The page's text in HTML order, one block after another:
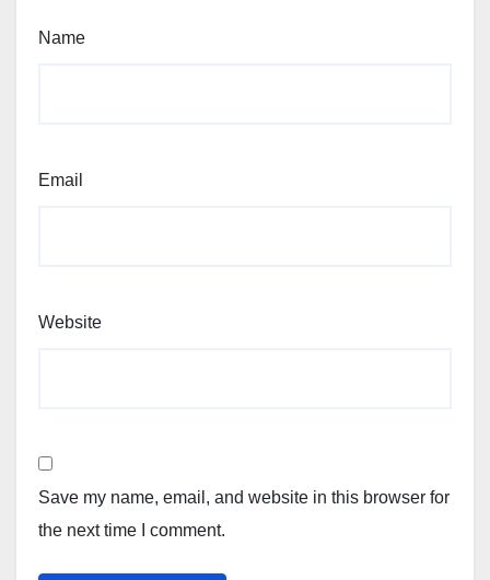
Name
Email
Website
Save my name, email, and website in this browser for
the next time I comment.